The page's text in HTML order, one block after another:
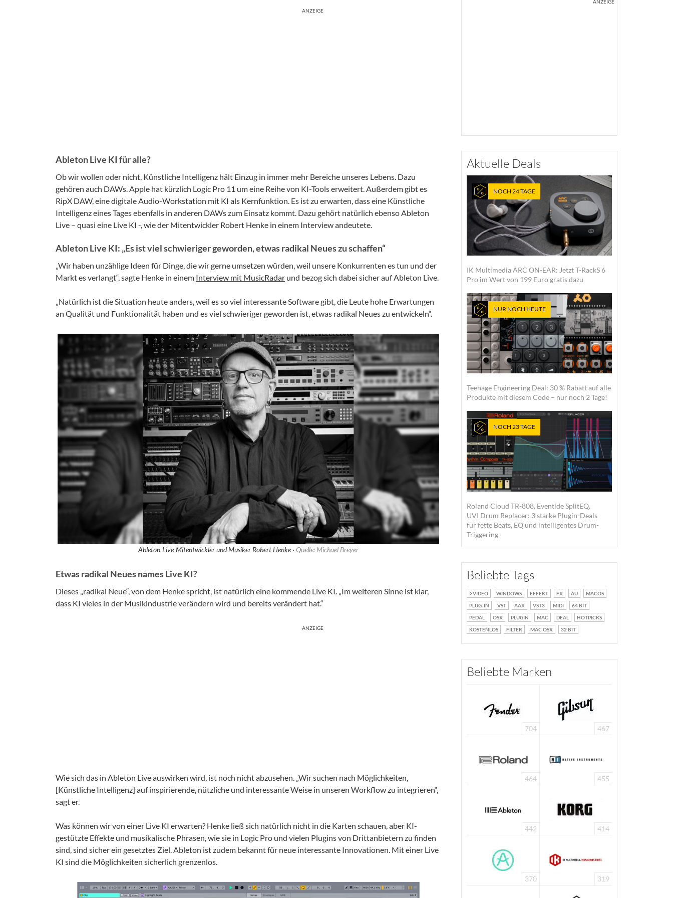
ANZEIGE
Ableton Live KI für alle?
Ob wir wollen oder nicht, Künstliche Intelligenz hält Einzug in immer mehr Bereiche unseres Lebens. Dazu
gehören auch DAWs. Apple hat kürzlich Logic Pro 11 um eine Reihe von KI-Tools erweitert. Außerdem gibt es
RipX DAW, eine digitale Audio-Workstation mit KI als Kernfunktion. Es ist zu erwarten, dass eine Künstliche
Intelligenz eines Tages ebenfalls in anderen DAWs zum Einsatz kommt. Dazu gehört natürlich ebenso Ableton
Live – quasi eine Live KI -, wie der Mitentwickler Robert Henke in einem Interview andeutete.
Ableton Live KI: „Es ist viel schwieriger geworden, etwas radikal Neues zu schaffen“
„Wir haben unzählige Ideen für Dinge, die wir gerne umsetzen würden, weil unsere Konkurrenten es tun und der
Markt es verlangt“, sagte Henke in einem Interview mit MusicRadar und bezog sich dabei sicher auf Ableton Live.
„Natürlich ist die Situation heute anders, weil es so viel interessante Software gibt, die Leute hohe Erwartungen
an Qualität und Funktionalität haben und es viel schwieriger geworden ist, etwas radikal Neues zu entwickeln“.
Ableton-Live-Mitentwickler und Musiker Robert Henke · Quelle: Michael Breyer
Etwas radikal Neues names Live KI?
Dieses „radikal Neue“, von dem Henke spricht, ist natürlich eine kommende Live KI. „Im weiteren Sinne ist klar,
dass KI vieles in der Musikindustrie verändern wird und bereits verändert hat.“
ANZEIGE
Wie sich das in Ableton Live auswirken wird, ist noch nicht abzusehen. „Wir suchen nach Möglichkeiten,
[Künstliche Intelligenz] auf inspirierende, nützliche und interessante Weise in unseren Workflow zu integrieren“,
sagt er.
Was können wir von einer Live KI erwarten? Henke ließ sich natürlich nicht in die Karten schauen, aber KI-
gestützte Effekte und musikalische Phrasen, wie sie in Logic Pro und vielen Plugins von Drittanbietern zu finden
sind, sind sicher ein gesetztes Ziel. Ableton ist zudem bekannt für neue interessante Innovationen. Mit einer Live
KI sind die Möglichkeiten sicherlich grenzenlos.
ANZEIGE
Aktuelle Deals
NOCH 24 TAGE
IK Multimedia ARC ON-EAR: Jetzt T-RackS 6
Pro im Wert von 199 Euro gratis dazu
NUR NOCH HEUTE
Teenage Engineering Deal: 30 % Rabatt auf alle
Produkte mit diesem Code – nur noch 2 Tage!
NOCH 23 TAGE
Roland Cloud TR-808, Eventide SplitEQ,
UVI Drum Replacer: 3 starke Plugin-Deals
für fette Beats, EQ und intelligentes Drum-
Triggering
Beliebte Tags
VIDEO WINDOWS EFFEKT FX AU
MACOS
PLUG-IN
VST AAX VST3 MIDI
64 BIT
PEDAL
OSX PLUGIN MAC DEAL
HOTPICKS
KOSTENLOS
FILTER MAC OSX 32 BIT
Beliebte Marken
704 467
464 455
442 414
370 319